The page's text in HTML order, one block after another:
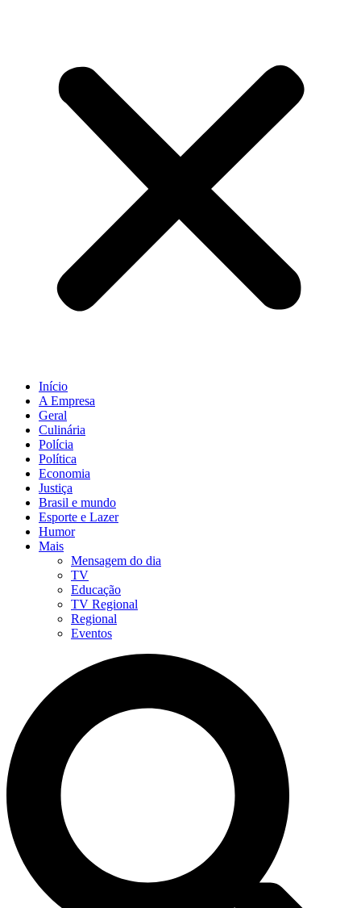
Início
A Empresa
Geral
Culinária
Polícia
Política
Economia
Justiça
Brasil e mundo
Esporte e Lazer
Humor
Mais
Mensagem do dia
TV
Educação
TV Regional
Regional
Eventos